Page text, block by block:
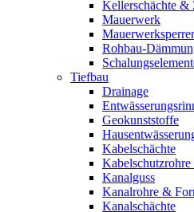
Kellerschächte &
Mauerwerk
Rohbau-
Tiefbau
Drainage
Geokunststoffe
Kabelschächte
Kanalguss
Kanalrohre &
Kanalschächte